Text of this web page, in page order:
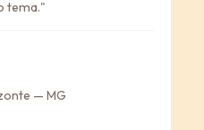
tema."
— MG